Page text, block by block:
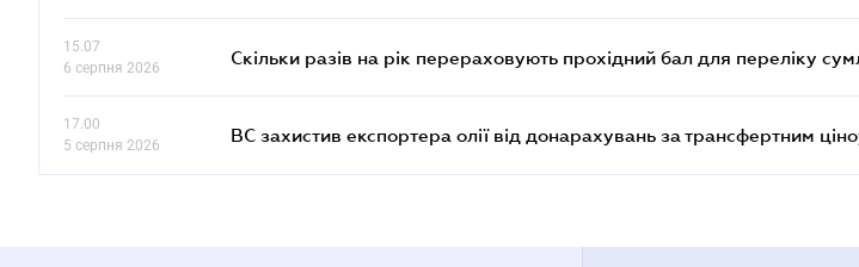
15.07
6 серпня 2026
Скільки разів на рік перераховують прохідний бал для переліку
17.00
5 серпня 2026
ВС захистив експортера олії від донарахувань за трансфертним